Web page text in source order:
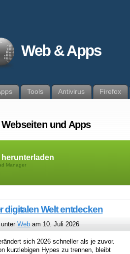
Web & Apps
Tools Antivirus Firefox
und Apps
herunterladen
Manager
digitalen Welt entdecken
unterWeb am 10. Juli 2026
sich 2026 schneller als je zuvor.
kurzlebigen Hypes zu trennen, bleibt